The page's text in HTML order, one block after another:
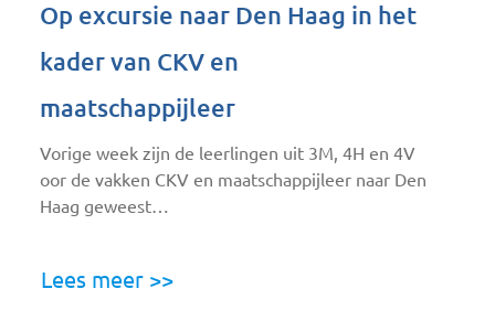
Op excursie naar Den Haag in het
kader van CKV en
maatschappijleer
Vorige week zijn de leerlingen uit 3M, 4H en 4V
oor de vakken CKV en maatschappijleer naar Den
Haag geweest…
Lees meer >>